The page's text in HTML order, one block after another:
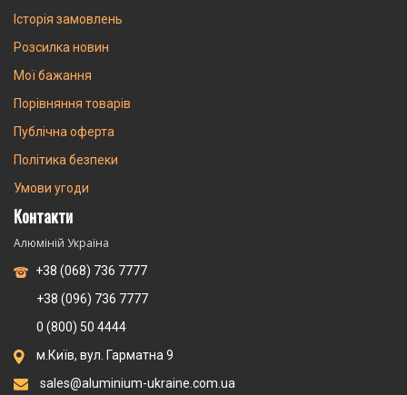
Історія замовлень
Розсилка новин
Мої бажання
Порівняння товарів
Публічна оферта
Політика безпеки
Умови угоди
Контакти
Алюміній Україна
+38 (068) 736 7777
+38 (096) 736 7777
0 (800) 50 4444
м.Київ, вул. Гарматна 9
sales@aluminium-ukraine.com.ua